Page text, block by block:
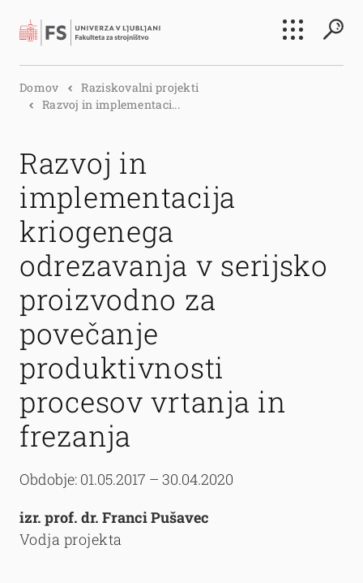
Išči
Domov
Raziskovalni projekti
Razvoj in implementaci...
Razvoj in
implementacija
kriogenega
odrezavanja v serijsko
proizvodno za
povečanje
produktivnosti
procesov vrtanja in
frezanja
Obdobje: 01.05.2017 – 30.04.2020
izr. prof. dr. Franci Pušavec
Vodja projekta